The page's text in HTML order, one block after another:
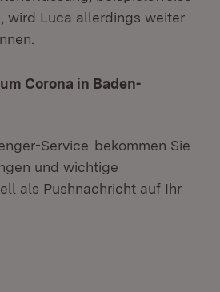
wird Luca allerdings weiter
Corona in Baden-
Service bekommen Sie
und wichtige
als Pushnachricht auf Ihr